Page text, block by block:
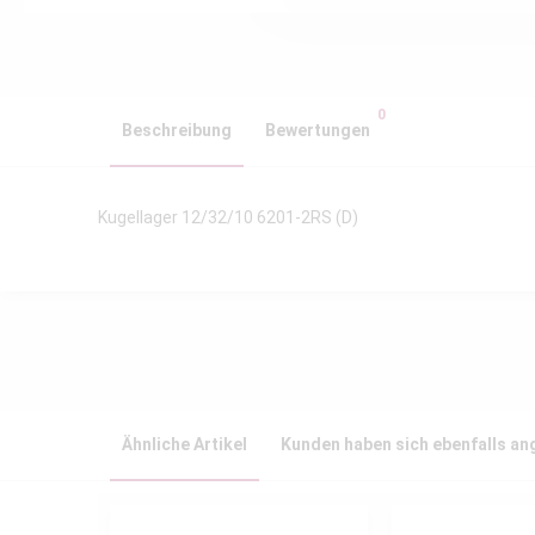
Beschreibung Bewertungen
0
Kugellager 12/32/10 6201-2RS (D)
Ähnliche Artikel Kunden haben sich ebenfalls